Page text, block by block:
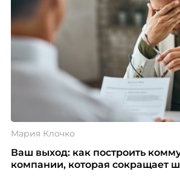
Мария Клочко
Ваш выход: как построить
компании, которая сокращает